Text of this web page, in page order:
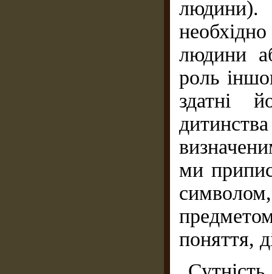
людини
роль
здатні
ми
поняття,